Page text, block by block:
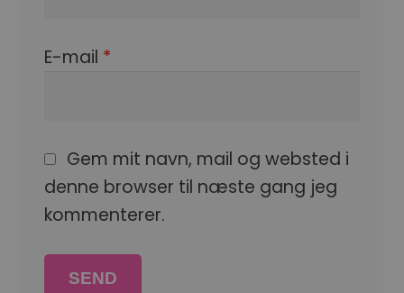
E-mail *
Gem mit navn, mail og websted i
denne browser til næste gang jeg
kommenterer.